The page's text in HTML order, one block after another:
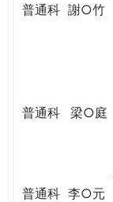
普通科 謝○竹
普通科
梁○庭
普通科 李○元